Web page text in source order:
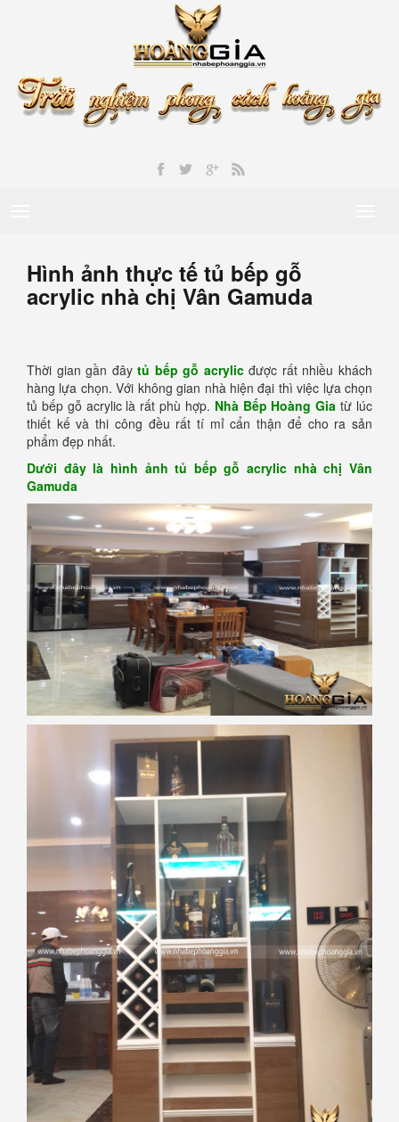
Hình ảnh thực tế tủ bếp gỗ
acrylic nhà chị Vân Gamuda
Thời gian gần đâytủ bếp gỗ acrylicđược rất nhiều khách
hàng lựa chọn. Với không gian nhà hiện đại thì việc lựa chọn
tủ bếp gỗ acrylic là rất phù hợp. Nhà Bếp Hoàng Gia từ lúc
thiết kế và thi công đều rất tí mỉ cẩn thận để cho ra sản
phẩm đẹp nhất.
Dưới đây là hình ảnh tủ bếp gỗ acrylic nhà chị Vân
Gamuda